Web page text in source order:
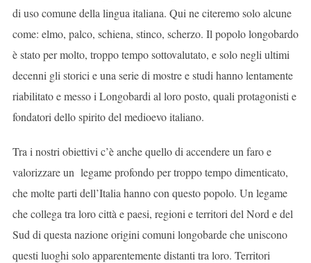
di uso comune della lingua italiana. Qui ne citeremo solo alcune
come: elmo, palco, schiena, stinco, scherzo. Il popolo longobardo
è stato per molto, troppo tempo sottovalutato, e solo negli ultimi
decenni gli storici e una serie di mostre e studi hanno lentamente
riabilitato e messo i Longobardi al loro posto, quali protagonisti e
fondatori dello spirito del medioevo italiano.
Tra i nostri obiettivi c’è anche quello di accendere un faro e
valorizzare un legame profondo per troppo tempo dimenticato,
che molte parti dell’Italia hanno con questo popolo. Un legame
che collega tra loro città e paesi, regioni e territori del Nord e del
Sud di questa nazione origini comuni longobarde che uniscono
questi luoghi solo apparentemente distanti tra loro. Territori